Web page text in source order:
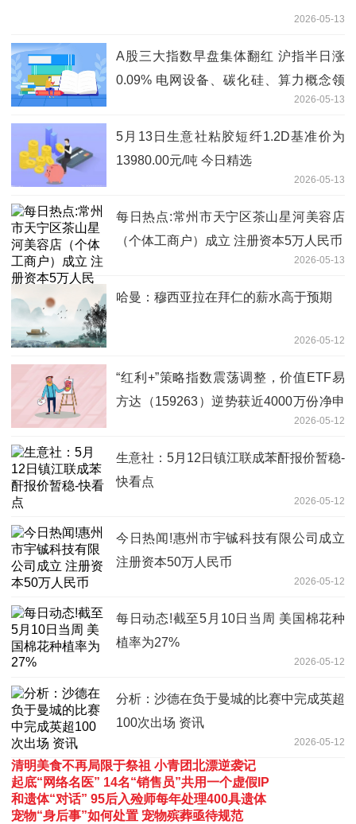
2026-05-13
A股三大指数早盘集体翻红 沪指半日涨
0.09% 电网设备、碳化硅、算力概念领
2026-05-13
5月13日生意社粘胶短纤1.2D基准价为
13980.00元/吨 今日精选
2026-05-13
每日热点:常州市天宁区茶山星河美容店
（个体工商户）成立 注册资本5万人民币
2026-05-13
哈曼：穆西亚拉在拜仁的薪水高于预期
2026-05-12
“红利+”策略指数震荡调整，价值ETF易
方达（159263）逆势获近4000万份净申
2026-05-12
生意社：5月12日镇江联成苯酐报价暂稳-
快看点
2026-05-12
今日热闻!惠州市宇铖科技有限公司成立
注册资本50万人民币
2026-05-12
每日动态!截至5月10日当周 美国棉花种
植率为27%
2026-05-12
分析：沙德在负于曼城的比赛中完成英超
100次出场 资讯
2026-05-12
清明美食不再局限于祭祖 小青团北漂逆袭记
起底“网络名医” 14名“销售员”共用一个虚假IP
和遗体“对话” 95后入殓师每年处理400具遗体
宠物“身后事”如何处置 宠物殡葬亟待规范